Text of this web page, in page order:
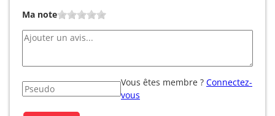
Ma note
Vous êtes membre ? Connectez-
vous